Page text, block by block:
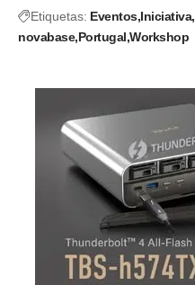
Etiquetas: Eventos Iniciativa
novabase Portugal Workshop